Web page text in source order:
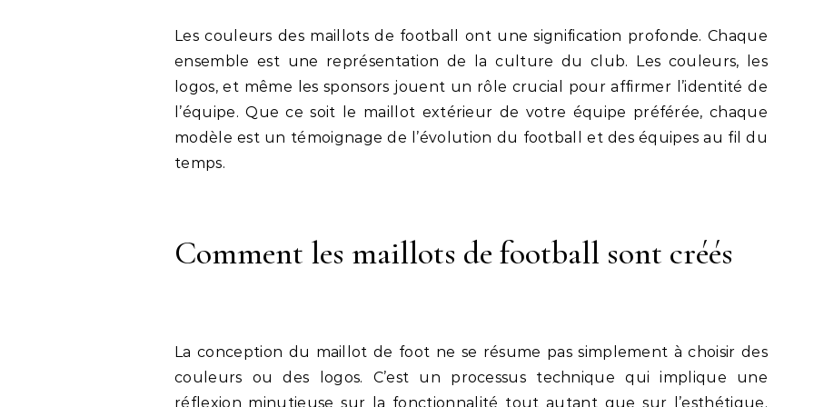
Les couleurs des maillots de football ont une signification profonde. Chaque
ensemble est une représentation de la culture du club. Les couleurs, les
logos, et même les sponsors jouent un rôle crucial pour affirmer l’identité de
l’équipe. Que ce soit le maillot extérieur de votre équipe préférée, chaque
modèle est un témoignage de l’évolution du football et des équipes au fil du
temps.
Comment les maillots de football sont créés
La conception du maillot de foot ne se résume pas simplement à choisir des
couleurs ou des logos. C’est un processus technique qui implique une
réflexion minutieuse sur la fonctionnalité tout autant que sur l’esthétique.